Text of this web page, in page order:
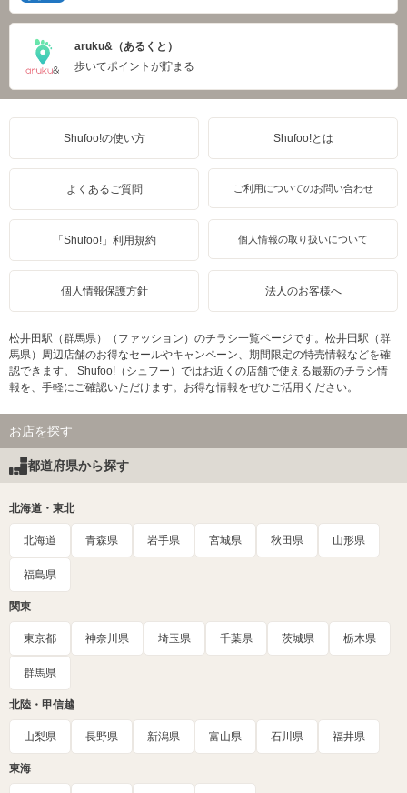
aruku&（あるくと）
歩いてポイントが貯まる
Shufoo!の使い方 Shufoo!とは
よくあるご質問 ご利用についてのお問い合わせ
「Shufoo!」利用規約 個人情報の取り扱いについて
個人情報保護方針 法人のお客様へ
松井田駅（群馬県）（ファッション）のチラシ一覧ページです。松井田駅（群
馬県）周辺店舗のお得なセールやキャンペーン、期間限定の特売情報などを確
認できます。 Shufoo!（シュフー）ではお近くの店舗で使える最新のチラシ情
報を、手軽にご確認いただけます。お得な情報をぜひご活用ください。
お店を探す
都道府県から探す
北海道・東北
北海道 青森県 岩手県 宮城県 秋田県 山形県
福島県
関東
東京都 神奈川県 埼玉県 千葉県 茨城県 栃木県
群馬県
北陸・甲信越
山梨県 長野県 新潟県 富山県 石川県 福井県
東海